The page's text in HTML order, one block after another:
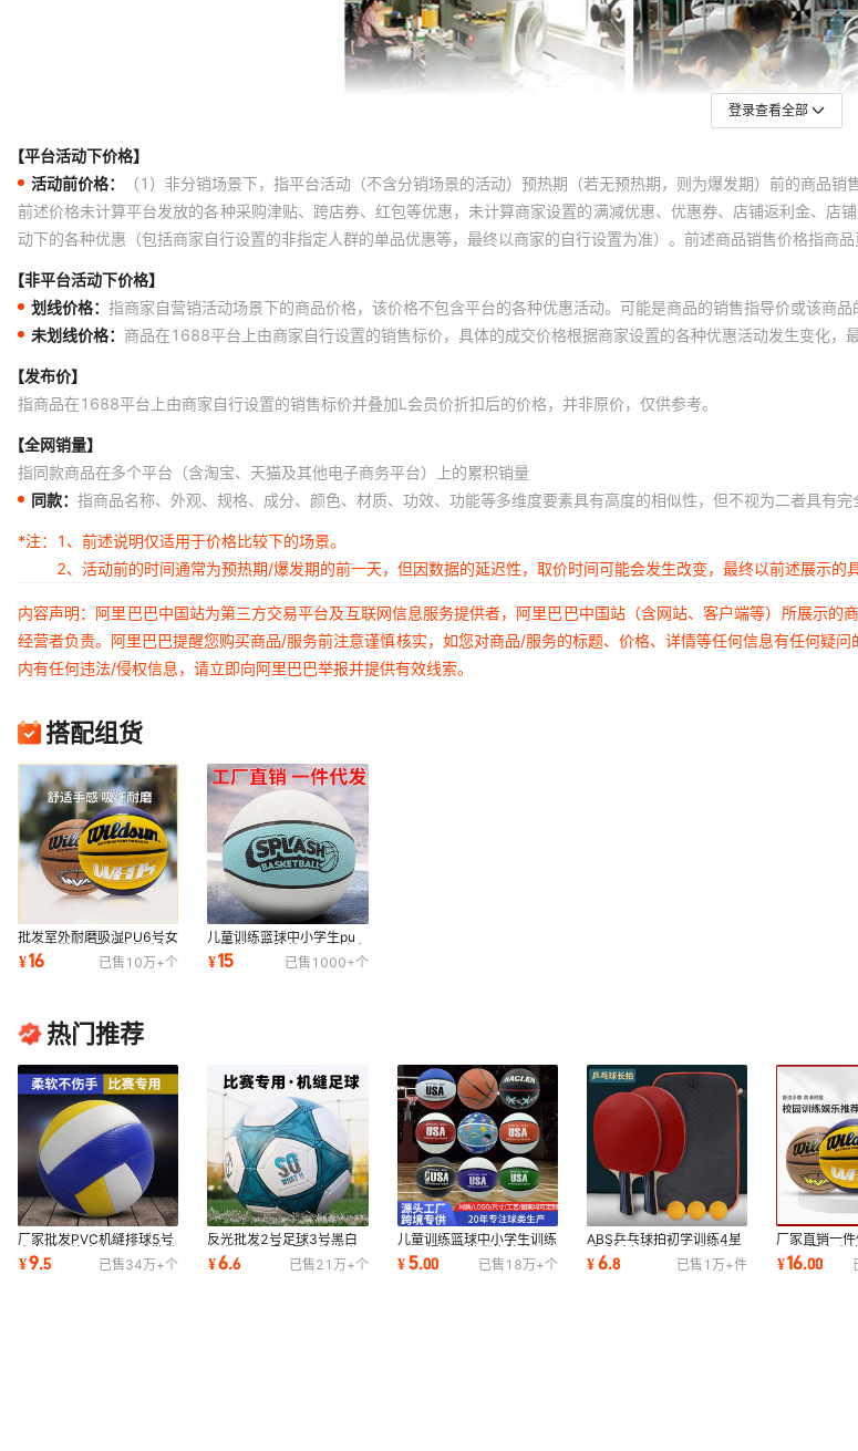
登录查看全部
【平台活动下价格】
活动前价格：
（1）非分销场景下，指平台活动（不含分销场景的活动）预热期（若无预热期，则为爆发期）前的商品
前述价格未计算平台发放的各种采购津贴、跨店券、红包等优惠，未计算商家设置的满减优惠、优惠券、店铺返利金、
动下的各种优惠（包括商家自行设置的非指定人群的单品优惠等，最终以商家的自行设置为准）。前述商品销售价格指商
【非平台活动下价格】
划线价格： 指商家自营销活动场景下的商品价格，该价格不包含平台的各种优惠活动。可能是商品的销售指导价或该商品
未划线价格： 商品在1688平台上由商家自行设置的销售标价，具体的成交价格根据商家设置的各种优惠活动发生变化，
【发布价】
指商品在1688平台上由商家自行设置的销售标价并叠加L会员价折扣后的价格，并非原价，仅供参考。
【全网销量】
指同款商品在多个平台（含淘宝、天猫及其他电子商务平台）上的累积销量
同款： 指商品名称、外观、规格、成分、颜色、材质、功效、功能等多维度要素具有高度的相似性，但不视为二者具有完
*注：
1、前述说明仅适用于价格比较下的场景。
2、活动前的时间通常为预热期/爆发期的前一天，但因数据的延迟性，取价时间可能会发生改变，最终以前述展示的
内容声明：阿里巴巴中国站为第三方交易平台及互联网信息服务提供者，阿里巴巴中国站（含网站、客户端等）所展示
经营者负责。阿里巴巴提醒您购买商品/服务前注意谨慎核实，如您对商品/服务的标题、价格、详情等任何信息有任何疑
内有任何违法/侵权信息，请立即向阿里巴巴举报并提供有效线索。
搭配组货
批发室外耐磨吸湿PU6号女
子中小学生7号成人比赛篮
球5号儿童MVP
¥16 已售 10万+个
儿童训练篮球中小学生pu
吸湿批发橡胶幼儿园小孩中
考7号耐磨高弹
¥15 已售 1000+个
热门推荐
厂家批发PVC机缝排球5号
中考学生比赛专用拍球批发
软式气排球沙滩
¥9.5 已售34万+个
反光批发2号足球3号黑白
儿童足球4号5号机缝成人
PU专业耐磨足球
¥6.6 已售21万+个
儿童训练篮球中小学生训练
pu吸湿篮球批发橡胶幼儿
园小孩中考7号
¥5.00 已售 18万+个
ABS乒乓球拍初学训练4星
乒乓板套装两拍三球批发3
星反胶40mm直拍
¥6.8 已售 1万+件
厂家直销一
PU吸湿室内
练篮球个性
¥16.00